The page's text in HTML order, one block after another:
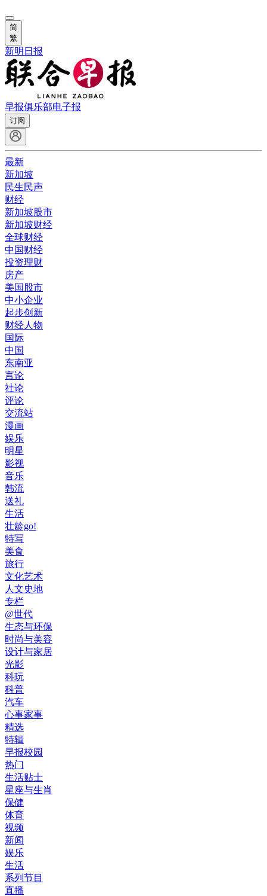
简
繁
新明日报
早报俱乐部电子报
订阅
最新
新加坡
民生民声
财经
新加坡股市
新加坡财经
全球财经
中国财经
投资理财
房产
美国股市
中小企业
起步创新
财经人物
国际
中国
东南亚
言论
社论
评论
交流站
漫画
娱乐
明星
影视
音乐
韩流
送礼
生活
壮龄go!
特写
美食
旅行
文化艺术
人文史地
专栏
@世代
生态与环保
时尚与美容
设计与家居
光影
科玩
科普
汽车
心事家事
精选
特辑
早报校园
热门
生活贴士
星座与生肖
保健
体育
视频
新闻
娱乐
生活
系列节目
直播